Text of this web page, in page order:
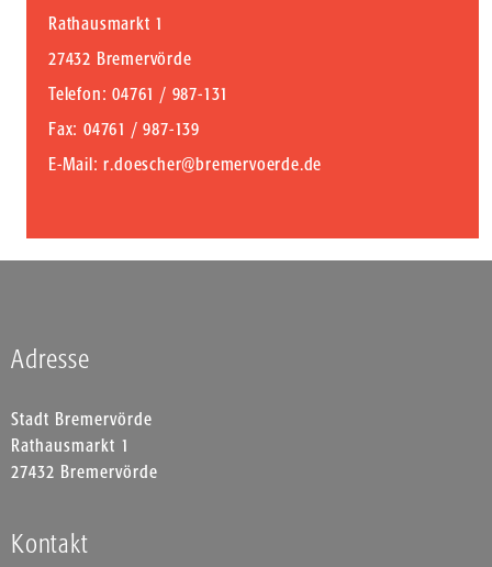
Rathausmarkt 1
27432 Bremervörde
Telefon: 04761 / 987-131
Fax: 04761 / 987-139
E-Mail:r.doescher@bremervoerde.de
Adresse
Stadt Bremervörde
Rathausmarkt 1
27432 Bremervörde
Kontakt